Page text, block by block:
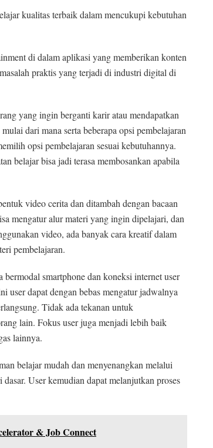
kualitas terbaik dalam mencukupi kebutuhan
di dalam aplikasi yang memberikan konten
praktis yang terjadi di industri digital di
yang ingin berganti karir atau mendapatkan
dari mana serta beberapa opsi pembelajaran
opsi pembelajaran sesuai kebutuhannya.
belajar bisa jadi terasa membosankan apabila
video cerita dan ditambah dengan bacaan
mengatur alur materi yang ingin dipelajari, dan
video, ada banyak cara kreatif dalam
pembelajaran.
smartphone dan koneksi internet user
user dapat dengan bebas mengatur jadwalnya
Tidak ada tekanan untuk
lain. Fokus user juga menjadi lebih baik
lainnya.
belajar mudah dan menyenangkan melalui
User kemudian dapat melanjutkan proses
& Job Connect